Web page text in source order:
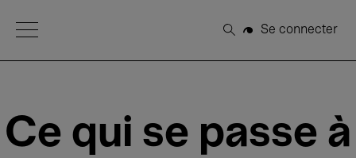
Open Menu
Rechercher
Se connecter
Ce qui se passe à